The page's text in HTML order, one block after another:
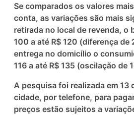
Se comparados os valores
conta, as variações são mais
retirada no local de revenda, o
100 a até R$ 120 (diferença de
entrega no domicílio o
116 a até R$ 135 (oscilação de
A pesquisa foi realizada em 13
cidade, por telefone, para
preços estão sujeitos a